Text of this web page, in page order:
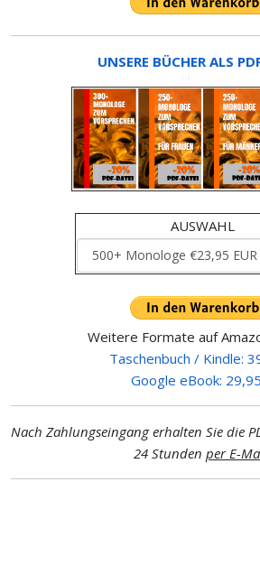
UNSERE BÜCHER ALS
AUSWAHL
Weitere Formate auf
Taschenbuch / Kindle:
Google eBook:
Nach Zahlungseingang erhalten Sie die
24 Stunden per E-